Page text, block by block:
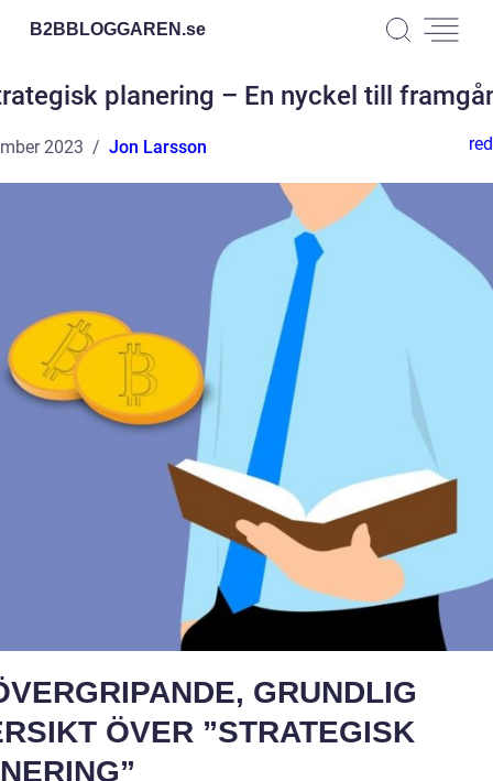
B2BBLOGGAREN.se
planering – En nyckel till
2023 Jon Larsson
GRUNDLIG
ÖVER ”STRATEGISK